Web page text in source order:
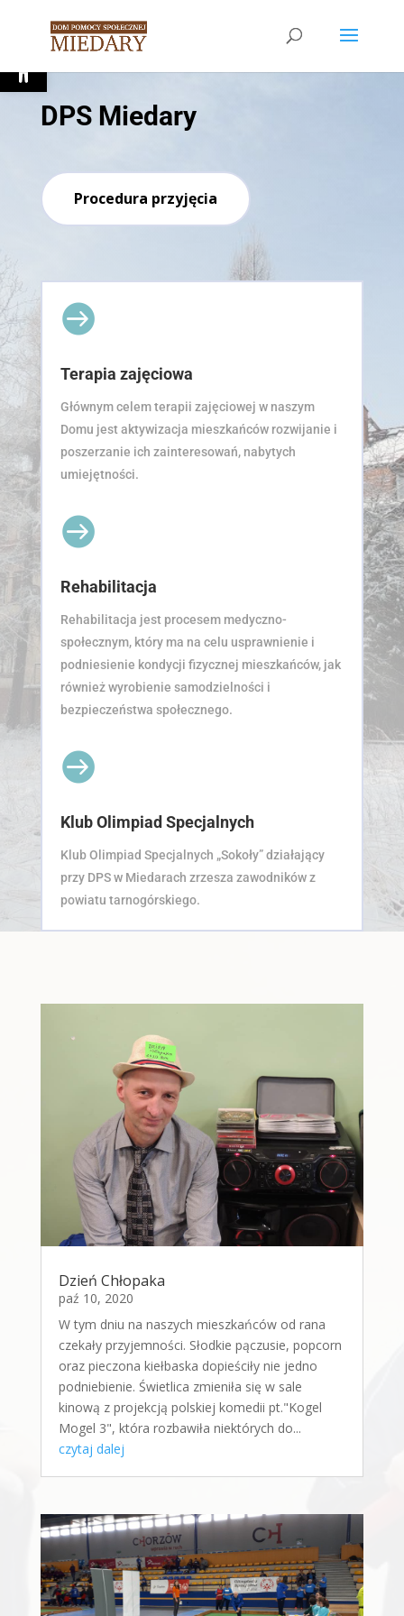
Open toolbar
DPS Miedary
Procedura przyjęcia

Terapia zajęciowa
Głównym celem terapii zajęciowej w naszym
Domu jest aktywizacja mieszkańców rozwijanie i
poszerzanie ich zainteresowań, nabytych
umiejętności.

Rehabilitacja
Rehabilitacja jest procesem medyczno-
społecznym, który ma na celu usprawnienie i
podniesienie kondycji fizycznej mieszkańców, jak
również wyrobienie samodzielności i
bezpieczeństwa społecznego.

Klub Olimpiad Specjalnych
Klub Olimpiad Specjalnych „Sokoły” działający
przy DPS w Miedarach zrzesza zawodników z
powiatu tarnogórskiego.
Dzień Chłopaka
paź 10, 2020
W tym dniu na naszych mieszkańców od rana
czekały przyjemności. Słodkie pączusie, popcorn
oraz pieczona kiełbaska dopieściły nie jedno
podniebienie. Świetlica zmieniła się w sale
kinową z projekcją polskiej komedii pt."Kogel
Mogel 3", która rozbawiła niektórych do...
czytaj dalej